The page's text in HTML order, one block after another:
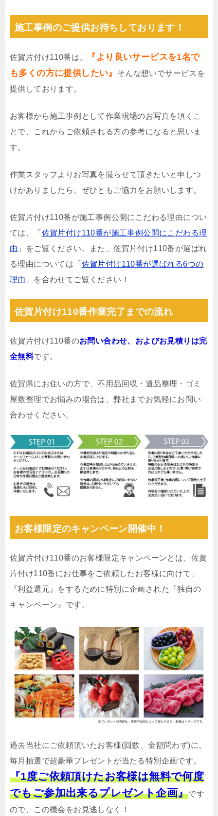
施工事例のご提供お待ちしております！
佐賀片付け110番は、
『より良いサービスを1名で
も多くの方に提供したい』
そんな想いでサービスを
提供しております。
お客様から施工事例として作業現場のお写真を頂くこ
とで、これからご依頼される方の参考になると思いま
す。
作業スタッフよりお写真を撮らせて頂きたいと申しつ
けがありましたら、ぜひともご協力をお願いします。
佐賀片付け110番が施工事例公開にこだわる理由につい
ては、「 佐賀片付け110番が施工事例公開にこだわる理
由 」をご覧ください。また、佐賀片付け110番が選ばれ
る理由については「 佐賀片付け110番が選ばれる6つの
理由 」を合わせてご覧ください！
佐賀片付け110番作業完了までの流れ
佐賀片付け110番のお問い合わせ、およびお見積りは完
全無料です。
佐賀県にお住いの方で、不用品回収・遺品整理・ゴミ
屋敷整理でお悩みの場合は、弊社までお気軽にお問い
合わせください。
お客様限定のキャンペーン開催中！
佐賀片付け110番のお客様限定キャンペーンとは、佐賀
片付け110番にお仕事をご依頼したお客様に向けて、
『利益還元』をするために特別に企画された『独自の
キャンペーン』です。
過去当社にご依頼頂いたお客様(回数、金額問わず)に、
毎月抽選で超豪華プレゼントが当たる特別企画です。
『1度ご依頼頂けたお客様は無料で何度
でもご参加出来るプレゼント企画』です
ので、この機会をお見逃しなく！